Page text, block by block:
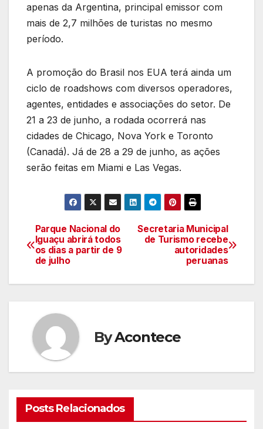
apenas da Argentina, principal emissor com
mais de 2,7 milhões de turistas no mesmo
período.
A promoção do Brasil nos EUA terá ainda um
ciclo de roadshows com diversos operadores,
agentes, entidades e associações do setor. De
21 a 23 de junho, a rodada ocorrerá nas
cidades de Chicago, Nova York e Toronto
(Canadá). Já de 28 a 29 de junho, as ações
serão feitas em Miami e Las Vegas.
Navegação
de
artigos
Secretaria Municipal
de Turismo recebe
autoridades
peruanas
Parque Nacional do
Iguaçu abrirá todos
os dias a partir de 9
de julho
ByAcontece
Posts Relacionados